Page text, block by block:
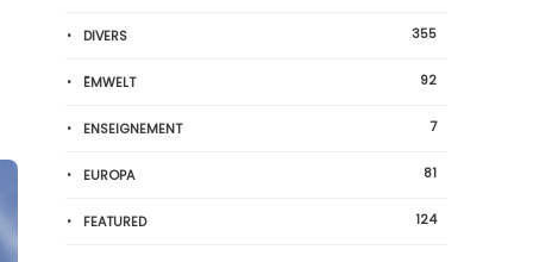
DIVERS 355
ËMWELT 92
ENSEIGNEMENT 7
EUROPA 81
FEATURED 124